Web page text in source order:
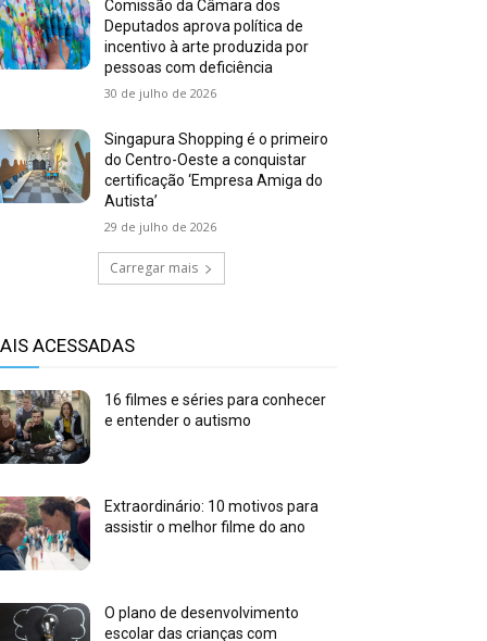
Comissão da Câmara dos
Deputados aprova política de
incentivo à arte produzida por
pessoas com deficiência
30 de julho de 2026
Singapura Shopping é o primeiro
do Centro-Oeste a conquistar
certificação ‘Empresa Amiga do
Autista’
29 de julho de 2026
Carregar mais
ACESSADAS
16 filmes e séries para conhecer
e entender o autismo
Extraordinário: 10 motivos para
assistir o melhor filme do ano
O plano de desenvolvimento
escolar das crianças com